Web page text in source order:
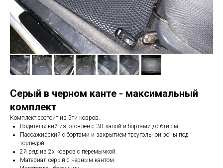
Серый в черном канте - максимальный
комплект
Комплект состоит из 5ти ковров.
Водительский изготовлен с 3D лапой и бортами до 6ти см.
Пассажирский с бортами и закрытием треугольной зоны под
торпедой.
2й ряд из 2х ковров с перемычкой.
Материал серый с черным кантом.